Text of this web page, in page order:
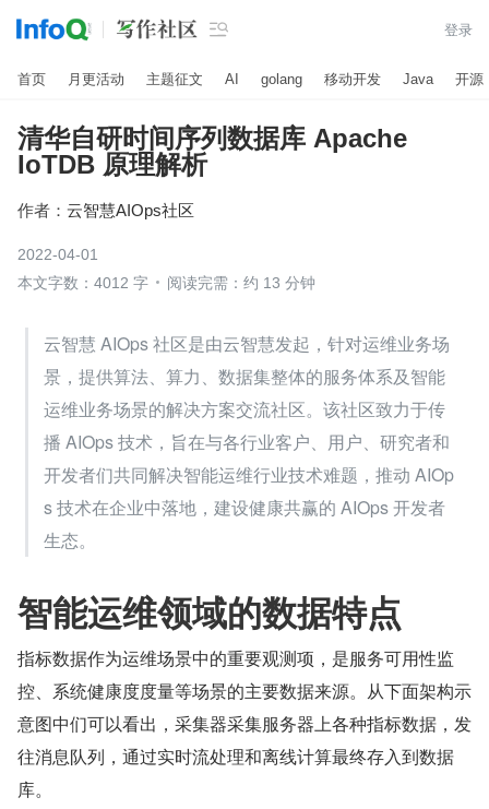
 登录
首页 月更活动 主题征文 AI golang 移动开发 Java 开源
清华自研时间序列数据库 Apache
IoTDB 原理解析
作者： 云智慧AIOps社区
2022-04-01
本文字数：4012 字
阅读完需：约 13 分钟
云智慧 AIOps 社区是由云智慧发起，针对运维业务场
景，提供算法、算力、数据集整体的服务体系及智能
运维业务场景的解决方案交流社区。该社区致力于传
播 AIOps 技术，旨在与各行业客户、用户、研究者和
开发者们共同解决智能运维行业技术难题，推动 AIOp
s 技术在企业中落地，建设健康共赢的 AIOps 开发者
生态。
智能运维领域的数据特点
指标数据作为运维场景中的重要观测项，是服务可用性监
控、系统健康度度量等场景的主要数据来源。从下面架构示
意图中们可以看出，采集器采集服务器上各种指标数据，发
往消息队列，通过实时流处理和离线计算最终存入到数据
库。